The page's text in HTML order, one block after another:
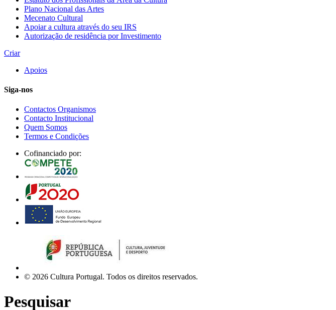
Plano Nacional das Artes
Mecenato Cultural
Apoiar a cultura através do seu IRS
Autorização de residência por Investimento
Criar
Apoios
Siga-nos
Contactos Organismos
Contacto Institucional
Quem Somos
Termos e Condições
Cofinanciado por:
© 2026 Cultura Portugal. Todos os direitos reservados.
Pesquisar